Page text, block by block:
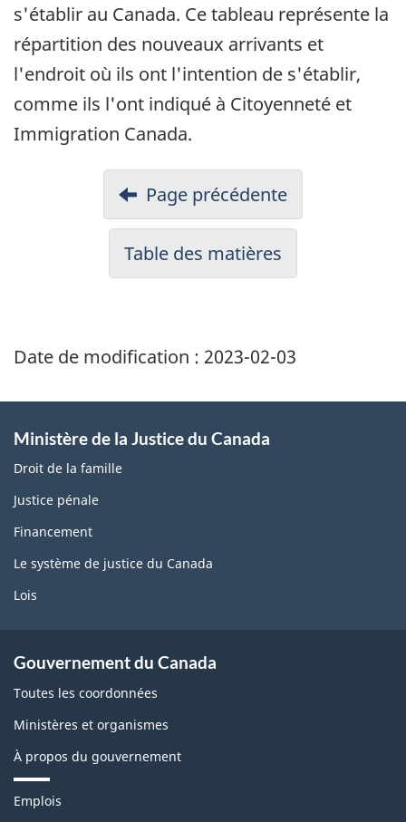
s'établir au Canada. Ce tableau représente la
répartition des nouveaux arrivants et
l'endroit où ils ont l'intention de s'établir,
comme ils l'ont indiqué à Citoyenneté et
Immigration Canada.
Page précédente
Table des matières
Date de modification : 2023-02-03
Ministère de la Justice du Canada
Droit de la famille
Justice pénale
Financement
Le système de justice du Canada
Lois
Gouvernement du Canada
Toutes les coordonnées
Ministères et organismes
À propos du gouvernement
T
Emplois